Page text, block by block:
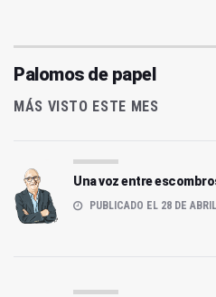
Palomos de papel
MÁS VISTO ESTE MES
Una voz entre
PUBLICADO EL 28 DE